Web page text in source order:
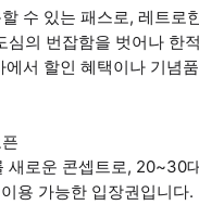
수 있는 패스로, 레트
심의 번잡함을 벗어나
에서 할인 혜택이나 기념
새로운 콘셉트로,
용 가능한 입장권입니다.